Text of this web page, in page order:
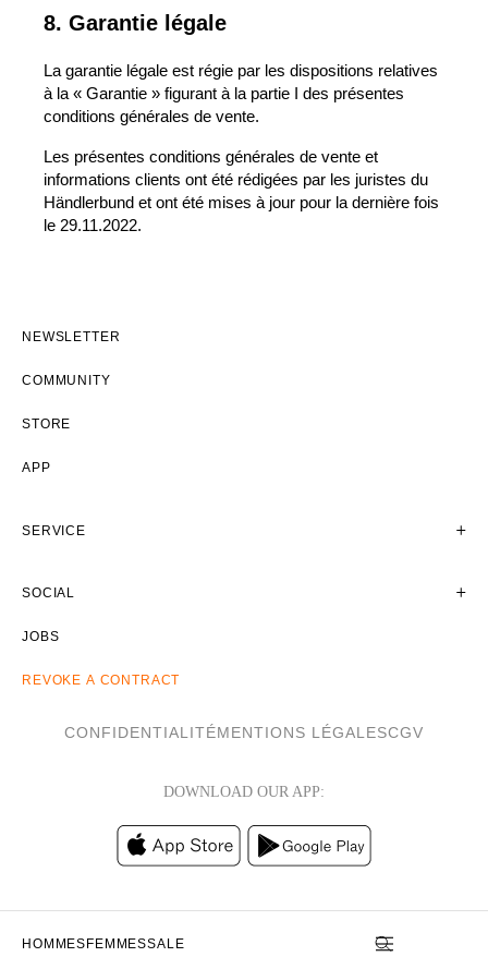
HOMMES FEMMESSALE
8. Garantie légale
La garantie légale est régie par les dispositions relatives
à la « Garantie » figurant à la partie I des présentes
conditions générales de vente.
Les présentes conditions générales de vente et
informations clients ont été rédigées par les juristes du
Händlerbund et ont été mises à jour pour la dernière fois
le 29.11.2022.
NEWSLETTER
COMMUNITY
STORE
APP
SERVICE
SOCIAL
JOBS
REVOKE A CONTRACT
CONFIDENTIALITÉMENTIONS LÉGALESCGV
DOWNLOAD OUR APP: